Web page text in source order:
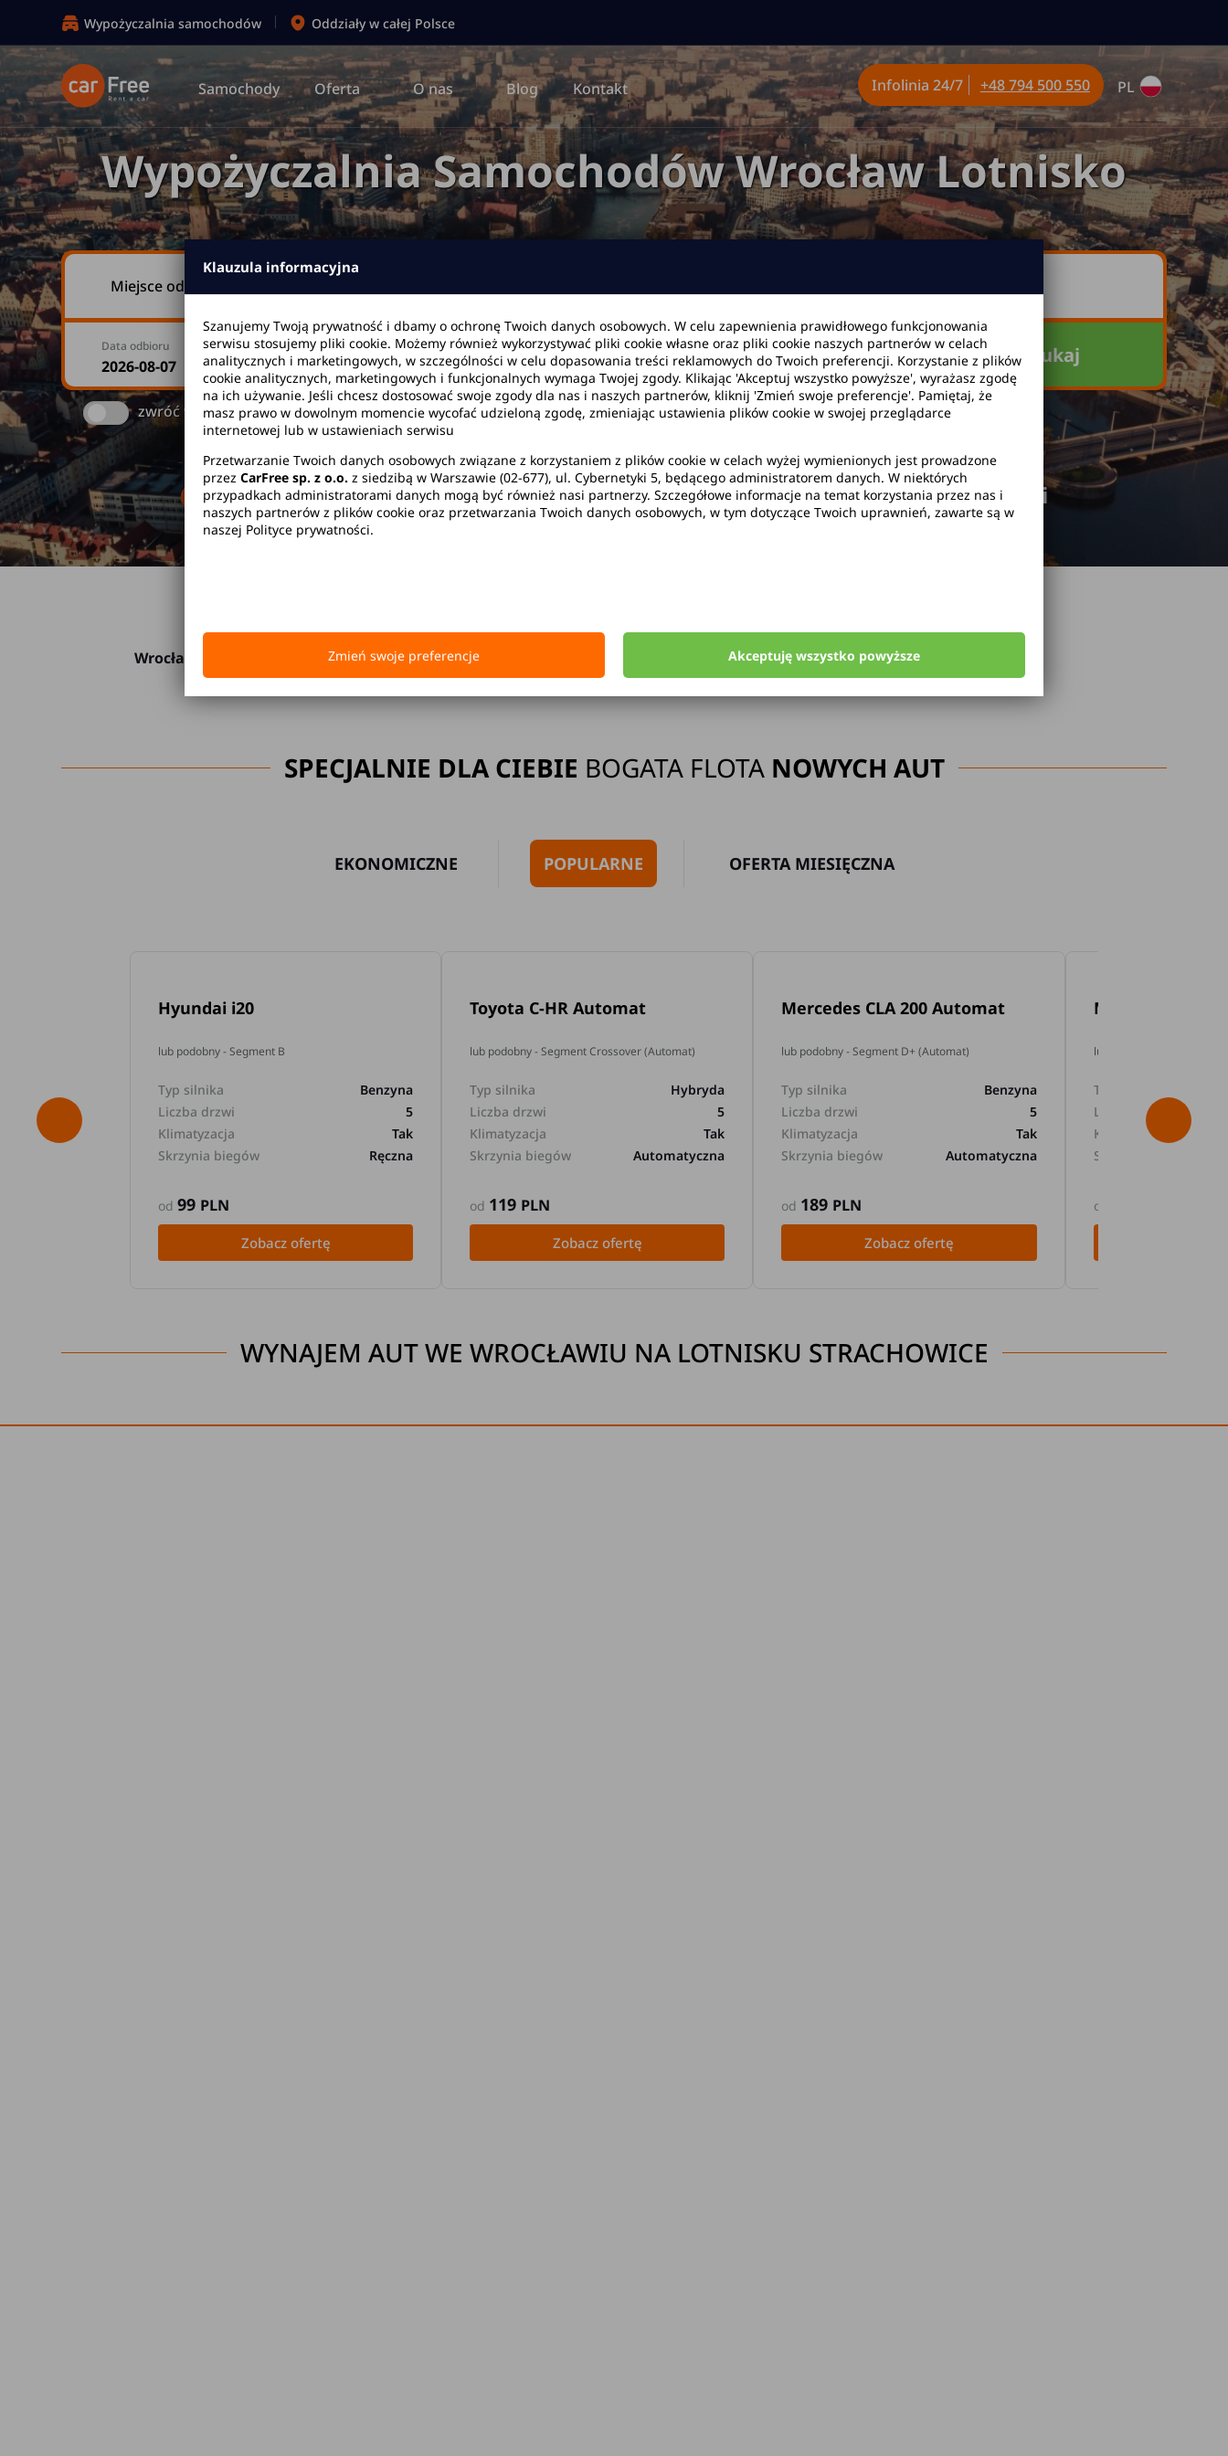
Wypożyczalnia Samochodów Wrocław Lotnisko
Miejsce odbioru
Data odbioru Godzina Data zwrotu Godzina Szukaj
zwróć w innym miejscu
Brak kaucji Brak limitu kilometrów Bezpłatne odwołanie rezerwacji
Wypożyczalnia samochodów Oddziały w całej Polsce
Samochody Oferta O nas Blog Kontakt Infolinia 24/7 +48 794 500 550 PL
Wrocław Wrocław
SPECJALNIE DLA CIEBIE BOGATA FLOTA NOWYCH AUT
EKONOMICZNE POPULARNE OFERTA MIESIĘCZNA
Hyundai i20
lub podobny - Segment B
Typ silnika
Benzyna
Liczba drzwi
5
Klimatyzacja
Tak
Skrzynia biegów
Ręczna
od99 PLN
Zobacz ofertę
Toyota C-HR Automat
lub podobny - Segment Crossover (Automat)
Typ silnika
Hybryda
Liczba drzwi
5
Klimatyzacja
Tak
Skrzynia biegów
Automatyczna
od 119 PLN
Zobacz ofertę
Mercedes CLA 200 Automat
lub podobny - Segment D+ (Automat)
Typ silnika
Benzyna
Liczba drzwi
5
Klimatyzacja
Tak
Skrzynia biegów
Automatyczna
od 189 PLN
Zobacz ofertę
Mercedes GLA
lub podobny - Segment
Typ silnika
Liczba drzwi
Klimatyzacja
Skrzynia biegów
od
WYNAJEM AUT WE WROCŁAWIU NA LOTNISKU STRACHOWICE
Klauzula informacyjna
Szanujemy Twoją prywatność i dbamy o ochronę Twoich danych osobowych. W celu zapewnienia prawidłowego funkcjonowania
serwisu stosujemy pliki cookie. Możemy również wykorzystywać pliki cookie własne oraz pliki cookie naszych partnerów w celach
analitycznych i marketingowych, w szczególności w celu dopasowania treści reklamowych do Twoich preferencji. Korzystanie z plików
cookie analitycznych, marketingowych i funkcjonalnych wymaga Twojej zgody. Klikając 'Akceptuj wszystko powyższe', wyrażasz zgodę
na ich używanie. Jeśli chcesz dostosować swoje zgody dla nas i naszych partnerów, kliknij 'Zmień swoje preferencje'. Pamiętaj, że
masz prawo w dowolnym momencie wycofać udzieloną zgodę, zmieniając ustawienia plików cookie w swojej przeglądarce
internetowej lub w ustawieniach serwisu
Przetwarzanie Twoich danych osobowych związane z korzystaniem z plików cookie w celach wyżej wymienionych jest prowadzone
przez CarFree sp. z o.o. z siedzibą w Warszawie (02-677), ul. Cybernetyki 5, będącego administratorem danych. W niektórych
przypadkach administratorami danych mogą być również nasi partnerzy. Szczegółowe informacje na temat korzystania przez nas i
naszych partnerów z plików cookie oraz przetwarzania Twoich danych osobowych, w tym dotyczące Twoich uprawnień, zawarte są w
naszej Polityce prywatności.
Zmień swoje preferencje Akceptuję wszystko powyższe